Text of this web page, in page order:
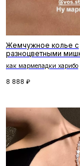
Жемчужное колье с
разноцветными
как мармеладки харибо
8 888 ₽
Скидка на